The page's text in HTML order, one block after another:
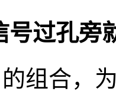
号过孔旁
的组合，